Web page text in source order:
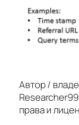
Автор /
права и